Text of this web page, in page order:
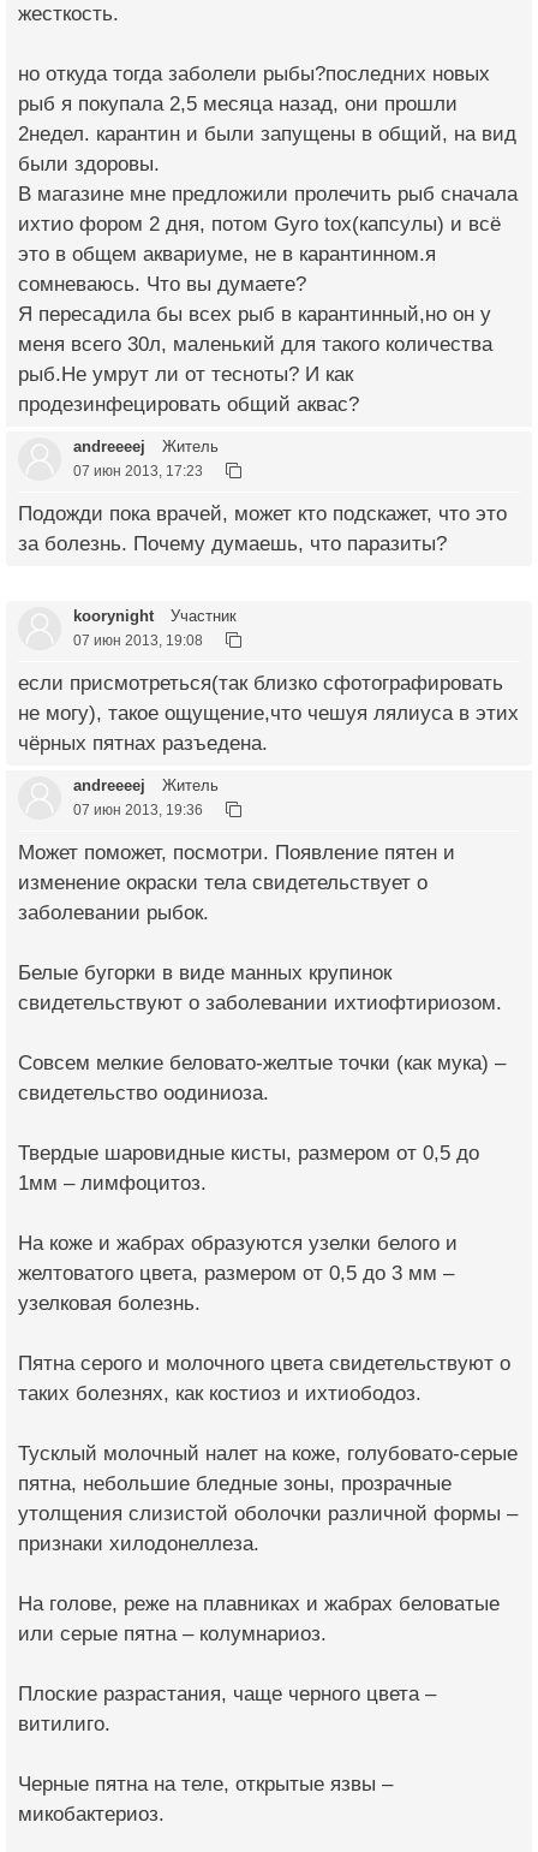
жесткость.
но откуда тогда заболели рыбы?последних новых
рыб я покупала 2,5 месяца назад, они прошли
2недел. карантин и были запущены в общий, на вид
были здоровы.
В магазине мне предложили пролечить рыб сначала
ихтио фором 2 дня, потом Gyro tox(капсулы) и всё
это в общем аквариуме, не в карантинном.я
сомневаюсь. Что вы думаете?
Я пересадила бы всех рыб в карантинный,но он у
меня всего 30л, маленький для такого количества
рыб.Не умрут ли от тесноты? И как
продезинфецировать общий аквас?
andreeeej Житель
07 июн 2013, 17:23
Подожди пока врачей, может кто подскажет, что это
за болезнь. Почему думаешь, что паразиты?
koorynight Участник
07 июн 2013, 19:08
если присмотреться(так близко сфотографировать
не могу), такое ощущение,что чешуя лялиуса в этих
чёрных пятнах разъедена.
andreeeej Житель
07 июн 2013, 19:36
Может поможет, посмотри. Появление пятен и
изменение окраски тела свидетельствует о
заболевании рыбок.
Белые бугорки в виде манных крупинок
свидетельствуют о заболевании ихтиофтириозом.
Совсем мелкие беловато-желтые точки (как мука) –
свидетельство оодиниоза.
Твердые шаровидные кисты, размером от 0,5 до
1мм – лимфоцитоз.
На коже и жабрах образуются узелки белого и
желтоватого цвета, размером от 0,5 до 3 мм –
узелковая болезнь.
Пятна серого и молочного цвета свидетельствуют о
таких болезнях, как костиоз и ихтиободоз.
Тусклый молочный налет на коже, голубовато-серые
пятна, небольшие бледные зоны, прозрачные
утолщения слизистой оболочки различной формы –
признаки хилодонеллеза.
На голове, реже на плавниках и жабрах беловатые
или серые пятна – колумнариоз.
Плоские разрастания, чаще черного цвета –
витилиго.
Черные пятна на теле, открытые язвы –
микобактериоз.